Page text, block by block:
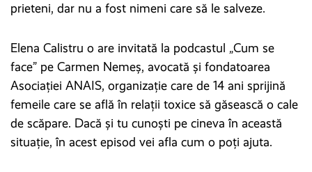
prieteni, dar nu a fost nimeni care să le salveze.
Elena Calistru o are invitată la podcastul „Cum se
face” pe Carmen Nemeș, avocată și fondatoarea
Asociației ANAIS, organizație care de 14 ani sprijină
femeile care se află în relații toxice să găsească o cale
de scăpare. Dacă și tu cunoști pe cineva în această
situație, în acest episod vei afla cum o poți ajuta.